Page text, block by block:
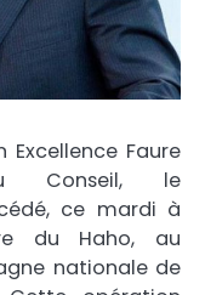
Faure
Conseil, le
ce mardi à
du Haho, au
nationale de